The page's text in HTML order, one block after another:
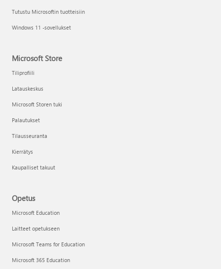
Tutustu Microsoftin tuotteisiin
Windows 11 -sovellukset
Microsoft Store
Tiliprofiili
Latauskeskus
Microsoft Storen tuki
Palautukset
Tilausseuranta
Kierrätys
Kaupalliset takuut
Opetus
Microsoft Education
Laitteet opetukseen
Microsoft Teams for Education
Microsoft 365 Education